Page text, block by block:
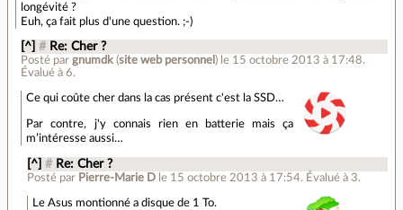
longévité ?
Euh, ça fait plus d'une question. ;-)
[^] # Re: Cher ?
Posté pargnumdk (site web personnel ) le 15 octobre 2013 à 17:48.
Évalué à6.
Ce qui coûte cher dans la cas présent c'est la SSD…
Par contre, j'y connais rien en batterie mais ça
m’intéresse aussi…
[^] # Re: Cher ?
Posté par Pierre-Marie D le 15 octobre 2013 à 17:54. Évalué à 3.
Le Asus montionné a disque de 1 To.